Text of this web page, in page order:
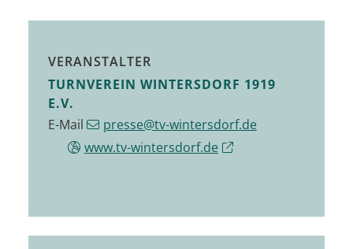
VERANSTALTER
TURNVEREIN WINTERSDORF 1919
E.V.
E-Mail
presse@tv-wintersdorf.de
www.tv-wintersdorf.de